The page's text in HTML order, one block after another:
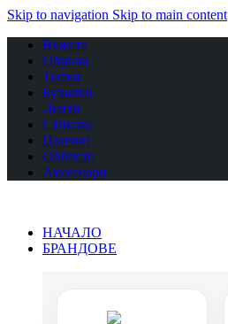
Skip to navigation Skip to main content
Въжета
Обръчи
Топки
Бухалки
Ленти
Стикове
Цвички
Облекло
Аксесоари
НАЧАЛО
БРАНДОВЕ